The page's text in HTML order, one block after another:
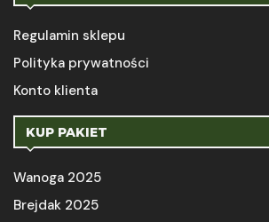
Regulamin sklepu
Polityka prywatności
Konto klienta
KUP PAKIET
Wanoga 2025
Brejdak 2025